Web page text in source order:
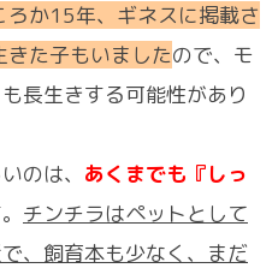
か15年、ギネスに掲載さ
た子もいましたので、モ
長生きする可能性があり
のは、 あくまでも『しっ
チンチラはペットとして
、飼育本も少なく、まだ